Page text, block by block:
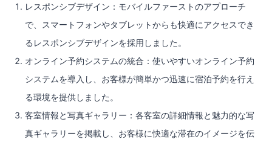
レスポンシブデザイン：モバイルファーストのアプローチ
で、スマートフォンやタブレットからも快適にアクセスでき
るレスポンシブデザインを採用しました。
オンライン予約システムの統合：使いやすいオンライン予約
システムを導入し、お客様が簡単かつ迅速に宿泊予約を行え
る環境を提供しました。
客室情報と写真ギャラリー：各客室の詳細情報と魅力的な写
真ギャラリーを掲載し、お客様に快適な滞在のイメージを伝